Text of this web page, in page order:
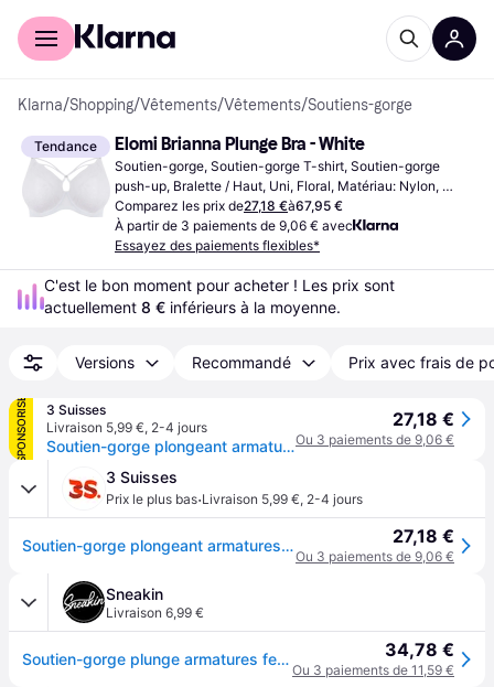
Acheter avec Klarna
Klarna/Shopping/Vêtements/Vêtements/Soutiens-gorge
Tendance Elomi Brianna Plunge Bra - White
Soutien-gorge, Soutien-gorge T-shirt, Soutien-gorge
push-up, Bralette / Haut, Uni, Floral, Matériau: Nylon,
Polyamide, Dentelle, Élasthanne/Lycra/Spandex,
Polyester, Coton, Non rembourré, Bretelles Réglables, Avec
Armature
Comparez les prix de27,18 €à67,95 €
À partir de 3 paiements de 9,06 € avec
Essayez des paiements flexibles*
C'est le bon moment pour acheter ! Les prix sont
actuellement 8 € inférieurs à la moyenne.
Versions Recommandé Prix avec frais de
SPONSORISÉ
3 Suisses
Livraison 5,99 €, 2-4 jours
Soutien-gorge plongeant armatures en nylon - Blanc
27,18 €
Ou 3 paiements de 9,06 €
3 Suisses
Prix le plus bas·Livraison 5,99 €, 2-4 jours
Soutien-gorge plongeant armatures en nylon - Blanc 27,18 €
Ou 3 paiements de 9,06 €
Sneakin
Livraison 6,99 €
Soutien-gorge plunge armatures femme Elomi Brianna - Blanc 34,78 €
Ou 3 paiements de 11,59 €